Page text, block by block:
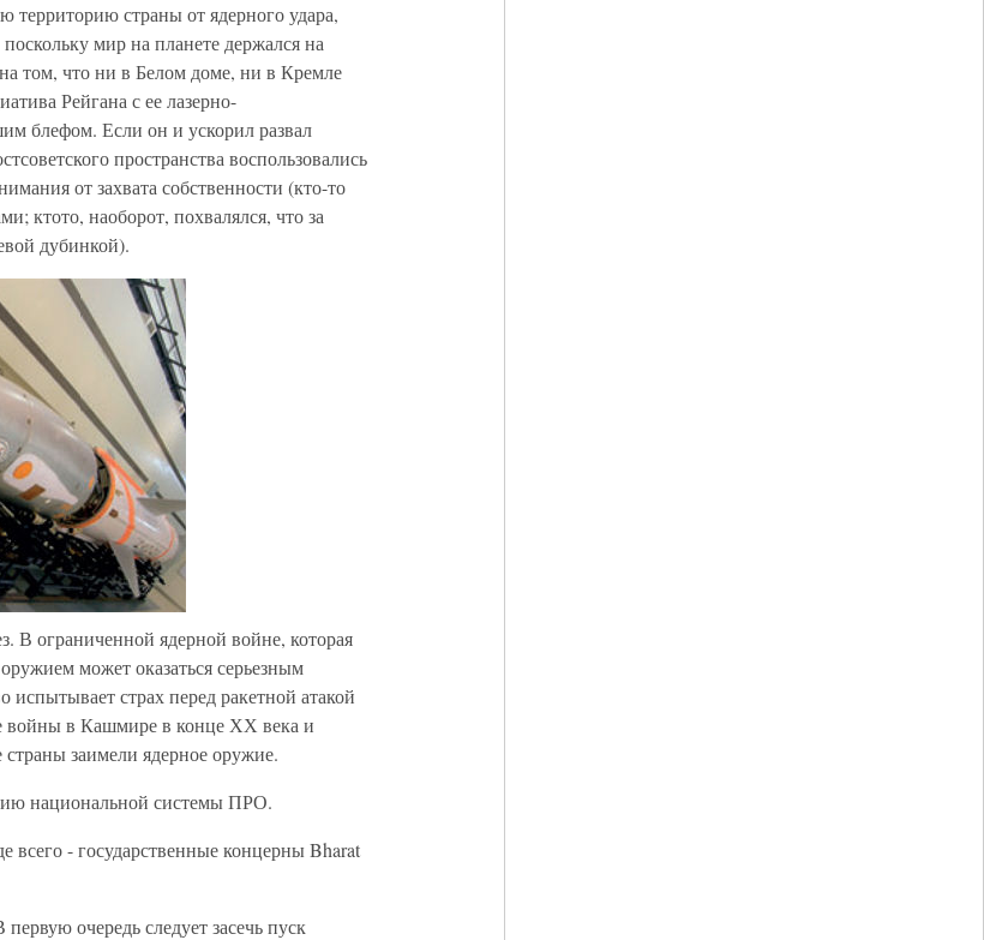
страны от ядерного удара,
мир на планете держался на
том, что ни в Белом доме, ни в Кремле
Рейгана с ее лазерно-
блефом. Если он и ускорил развал
пространства воспользовались
от захвата собственности (кто-то
ктото, наоборот, похвалялся, что за
дубинкой).
В ограниченной ядерной войне, которая
может оказаться серьезным
испытывает страх перед ракетной атакой
войны в Кашмире в конце ХХ века и
страны заимели ядерное оружие.
национальной системы ПРО.
- государственные концерны Bharat
очередь следует засечь пуск